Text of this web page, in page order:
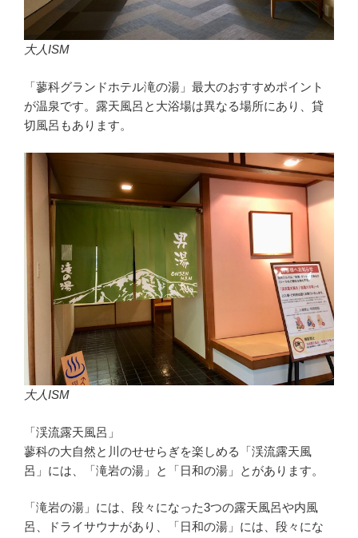
大人ISM
「蓼科グランドホテル滝の湯」最大のおすすめポイント
が温泉です。露天風呂と大浴場は異なる場所にあり、貸
切風呂もあります。
大人ISM
「渓流露天風呂」
蓼科の大自然と川のせせらぎを楽しめる「渓流露天風
呂」には、「滝岩の湯」と「日和の湯」とがあります。
「滝岩の湯」には、段々になった3つの露天風呂や内風
呂、ドライサウナがあり、「日和の湯」には、段々にな